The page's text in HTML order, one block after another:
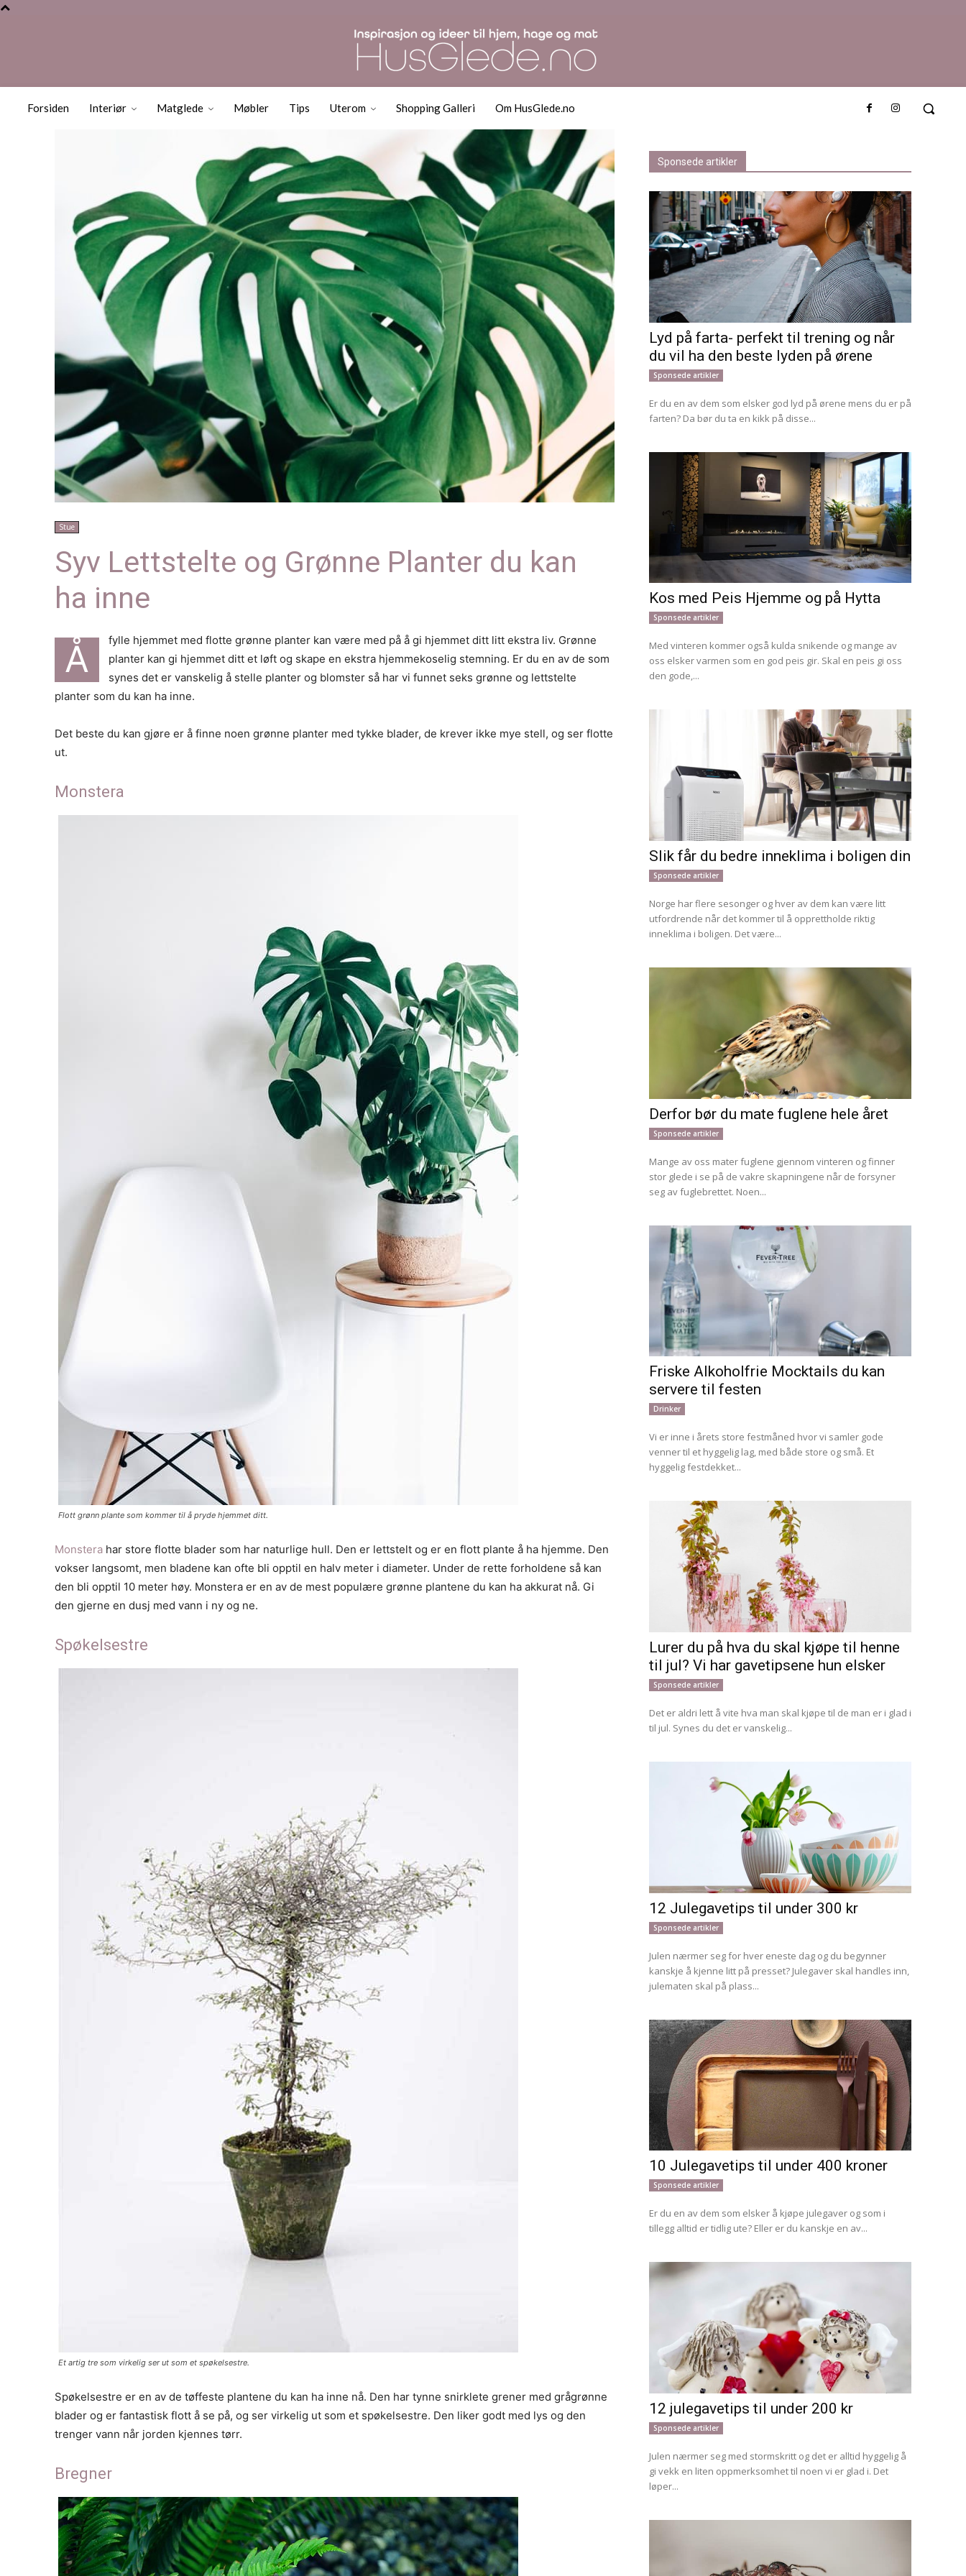
Forsiden Interiør Matglede Møbler Tips Uterom Shopping Galleri Om HusGlede.no
Syv Lettstelte og Grønne Planter du kan ha inne
Stue
Syv Lettstelte og Grønne Planter du kan
ha inne
Å
fylle hjemmet med flotte grønne planter kan være med på å gi hjemmet ditt litt ekstra liv. Grønne
planter kan gi hjemmet ditt et løft og skape en ekstra hjemmekoselig stemning. Er du en av de som
synes det er vanskelig å stelle planter og blomster så har vi funnet seks grønne og lettstelte
planter som du kan ha inne.
Det beste du kan gjøre er å finne noen grønne planter med tykke blader, de krever ikke mye stell, og ser flotte
ut.
Monstera
Flott grønn plante som kommer til å pryde hjemmet ditt.
Monstera har store flotte blader som har naturlige hull. Den er lettstelt og er en flott plante å ha hjemme. Den
vokser langsomt, men bladene kan ofte bli opptil en halv meter i diameter. Under de rette forholdene så kan
den bli opptil 10 meter høy. Monstera er en av de mest populære grønne plantene du kan ha akkurat nå. Gi
den gjerne en dusj med vann i ny og ne.
Spøkelsestre
Et artig tre som virkelig ser ut som et spøkelsestre.
Spøkelsestre er en av de tøffeste plantene du kan ha inne nå. Den har tynne snirklete grener med grågrønne
blader og er fantastisk flott å se på, og ser virkelig ut som et spøkelsestre. Den liker godt med lys og den
trenger vann når jorden kjennes tørr.
Bregner
Sponsede artikler
Lyd på farta- perfekt til trening og når
du vil ha den beste lyden på ørene
Sponsede artikler
Er du en av dem som elsker god lyd på ørene mens du er på
farten? Da bør du ta en kikk på disse...
Kos med Peis Hjemme og på Hytta
Sponsede artikler
Med vinteren kommer også kulda snikende og mange av
oss elsker varmen som en god peis gir. Skal en peis gi oss
den gode,...
Slik får du bedre inneklima i boligen din
Sponsede artikler
Norge har flere sesonger og hver av dem kan være litt
utfordrende når det kommer til å opprettholde riktig
inneklima i boligen. Det være...
Derfor bør du mate fuglene hele året
Sponsede artikler
Mange av oss mater fuglene gjennom vinteren og finner
stor glede i se på de vakre skapningene når de forsyner
seg av fuglebrettet. Noen...
Friske Alkoholfrie Mocktails du kan
servere til festen
Drinker
Vi er inne i årets store festmåned hvor vi samler gode
venner til et hyggelig lag, med både store og små. Et
hyggelig festdekket...
Lurer du på hva du skal kjøpe til henne
til jul? Vi har gavetipsene hun elsker
Sponsede artikler
Det er aldri lett å vite hva man skal kjøpe til de man er i glad i
til jul. Synes du det er vanskelig...
12 Julegavetips til under 300 kr
Sponsede artikler
Julen nærmer seg for hver eneste dag og du begynner
kanskje å kjenne litt på presset? Julegaver skal handles inn,
julematen skal på plass...
10 Julegavetips til under 400 kroner
Sponsede artikler
Er du en av dem som elsker å kjøpe julegaver og som i
tillegg alltid er tidlig ute? Eller er du kanskje en av...
12 julegavetips til under 200 kr
Sponsede artikler
Julen nærmer seg med stormskritt og det er alltid hyggelig å
gi vekk en liten oppmerksomhet til noen vi er glad i. Det
løper...